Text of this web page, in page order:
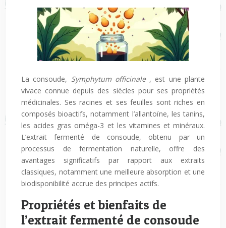
La consoude, Symphytum officinale , est une plante
vivace connue depuis des siècles pour ses propriétés
médicinales. Ses racines et ses feuilles sont riches en
composés bioactifs, notamment l’allantoïne, les tanins,
les acides gras oméga-3 et les vitamines et minéraux.
L’extrait fermenté de consoude, obtenu par un
processus de fermentation naturelle, offre des
avantages significatifs par rapport aux extraits
classiques, notamment une meilleure absorption et une
biodisponibilité accrue des principes actifs.
Propriétés et bienfaits de
l’extrait fermenté de consoude